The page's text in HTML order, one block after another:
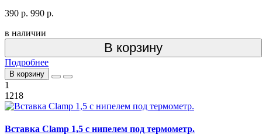
390 р. 990 р.
в наличии
В корзину
Подробнее
В корзину
1
1218
Вставка Clamp 1,5 с нипелем под термометр.